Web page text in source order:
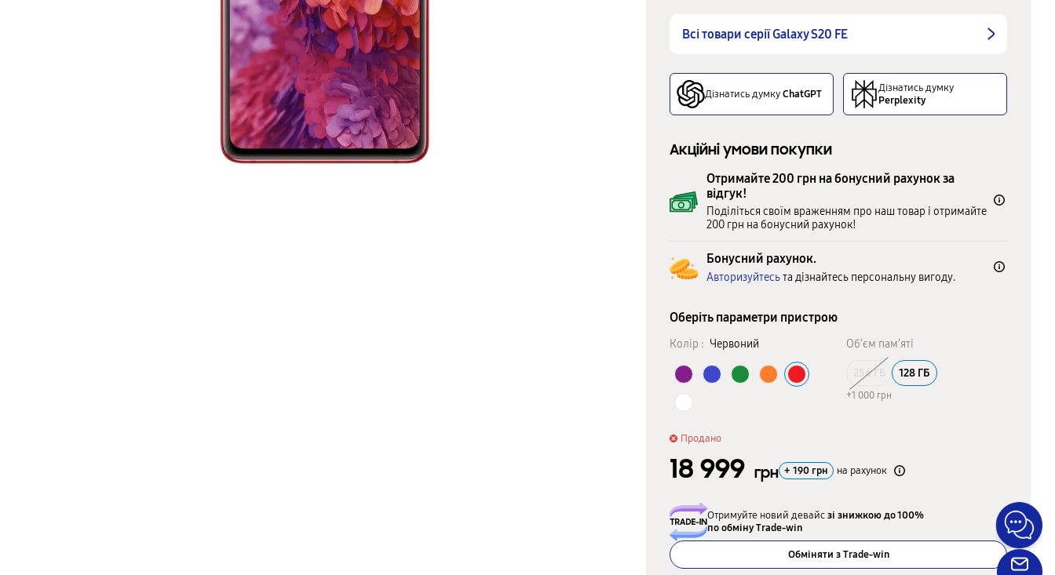
Всі товари серії Galaxy S20 FE
Дізнатись думкуChatGPT
Дізнатись думку
Perplexity
Акційні умови покупки
Отримайте 200 грн на бонусний рахунок за
відгук!
Поділіться своїм враженням про наш товар і отримайте
200 грн на бонусний рахунок!
Бонусний рахунок.
Авторизуйтесьта дізнайтесь персональну вигоду.
Оберіть параметри пристрою
Колір : Червоний Об’єм пам’яті
256 ГБ
+1 000 грн
128 ГБ
Продано
18 999 грн + 190 грн на рахунок
Отримуйте новий девайсзі знижкою до 100%
по обміну Trade-win
Обміняти з Trade-win